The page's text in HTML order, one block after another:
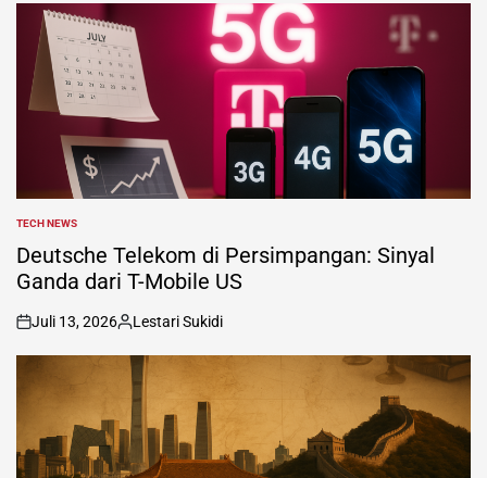
POSTED
IN
TECH NEWS
Deutsche Telekom di Persimpangan: Sinyal
Ganda dari T-Mobile US
on
Juli 13, 2026
Posted
by
Lestari Sukidi